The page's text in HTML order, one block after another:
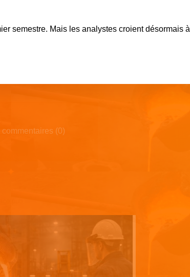
semestre. Mais les analystes croient désormais à
(0)